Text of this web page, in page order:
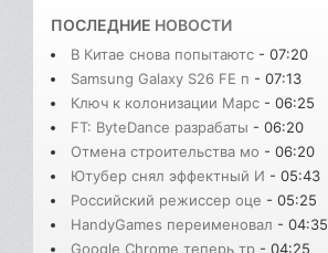
ПОСЛЕДНИЕ НОВОСТИ
В Китае снова попытаютс - 07:20
Samsung Galaxy S26 FE п - 07:13
Ключ к колонизации Марс - 06:25
FT: ByteDance разрабаты - 06:20
Отмена строительства мо - 06:20
Ютубер снял эффектный И - 05:43
Российский режиссер оце - 05:25
HandyGames переименовал - 04:35
Google Chrome теперь тр - 04:25